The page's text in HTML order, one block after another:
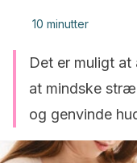
10 minutter
Det er muligt at
at mindske
og genvinde